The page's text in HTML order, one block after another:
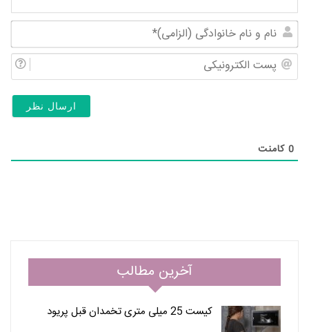
و
0 کامنت
آخرین مطالب
کیست 25 میلی متری تخمدان قبل پریود